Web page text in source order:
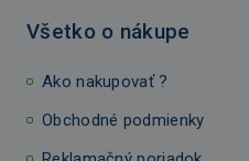
Všetko o nákupe
Ako nakupovať ?
Obchodné podmienky